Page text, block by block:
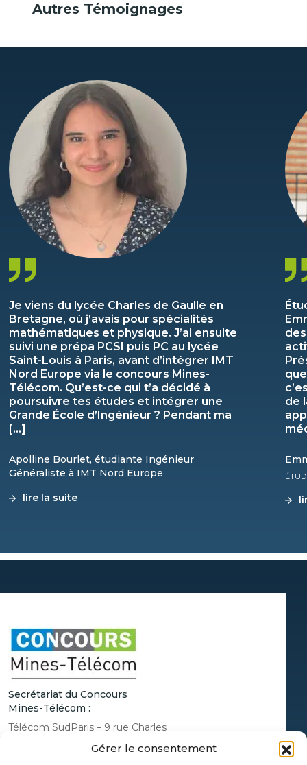
Gérer le consentement
Autres Témoignages
Je viens du lycée Charles de Gaulle en
Bretagne, où j’avais pour spécialités
mathématiques et physique. J’ai ensuite
suivi une prépa PCSI puis PC au lycée
Saint-Louis à Paris, avant d’intégrer IMT
Nord Europe via le concours Mines-
Télécom. Qu’est-ce qui t’a décidé à
poursuivre tes études et intégrer une
Grande École d’Ingénieur ? Pendant ma
[…]
Apolline Bourlet, étudiante Ingénieur
Généraliste à IMT Nord Europe
lire la suite
de
Secrétariat du Concours
Mines-Télécom :
Télécom SudParis – 9 rue Charles